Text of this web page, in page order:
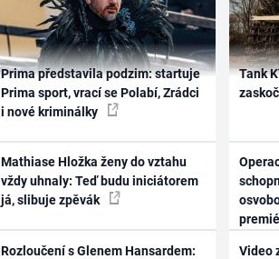
Prima představila podzim: startuje
Prima sport, vrací se Polabí, Zrádci
i nové kriminálky
Mathiase Hložka ženy do vztahu
vždy uhnaly: Teď budu iniciátorem
já, slibuje zpěvák
Rozloučení s Glenem Hansardem:
Tank
Video